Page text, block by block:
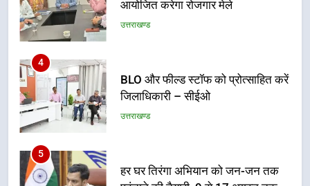
4
उत्तराखण्ड
5
होंगे देशभक्ति के विविध कार्यक्रम
उत्तराखण्ड